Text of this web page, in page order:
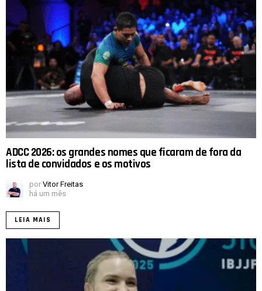
ADCC 2026: os grandes nomes que ficaram de fora da
lista de convidados e os motivos
por Vitor Freitas
há um mês
LEIA MAIS